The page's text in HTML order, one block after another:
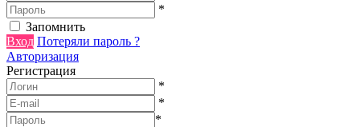
*
Запомнить
Вход Потеряли пароль ?
Авторизация
Регистрация
*
*
*